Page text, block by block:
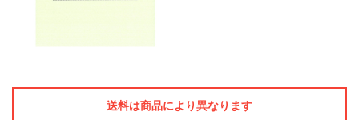
送料は商品により異なります